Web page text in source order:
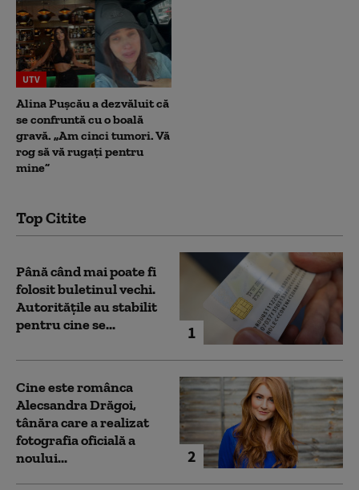
UTV
Alina Pușcău a dezvăluit că
se confruntă cu o boală
gravă. „Am cinci tumori. Vă
rog să vă rugați pentru
mine”
Top Citite
1
Până când mai poate fi
folosit buletinul vechi.
Autoritățile au stabilit
pentru cine se...
2
Cine este românca
Alecsandra Drăgoi,
tânăra care a realizat
fotografia oficială a
noului...